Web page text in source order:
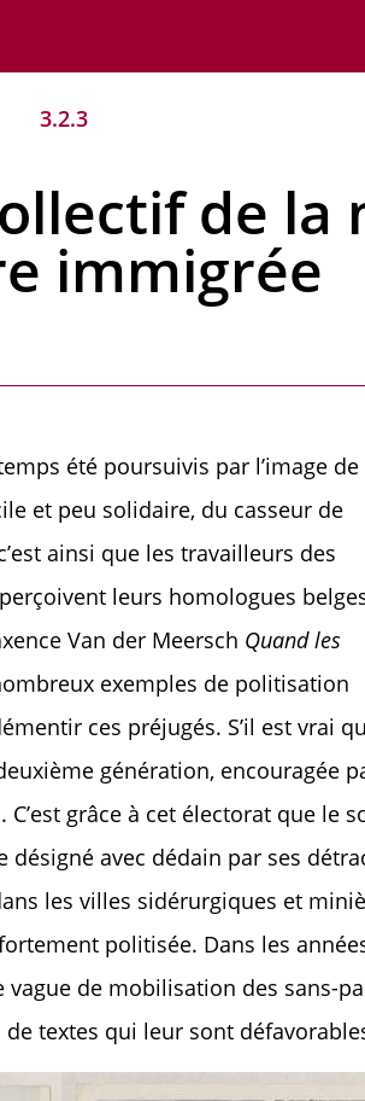
3.2.3
de
immigrée
été poursuivis par l’image de
et peu solidaire, du casseur de
ainsi que les travailleurs des
leurs homologues
Van der Meersch Quand les
exemples de politisation
ces préjugés. S’il est vrai
génération, encouragée
grâce à cet électorat que le
désigné avec dédain par ses
les villes sidérurgiques et
politisée. Dans les
vague de mobilisation des sans-
textes qui leur sont